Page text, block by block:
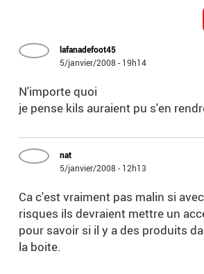
lafanadefoot45
5/janvier/2008 - 19h14
N'importe quoi
je pense kils auraient pu s'en
nat
5/janvier/2008 - 12h13
Ca c'est vraiment pas malin si
risques ils devraient mettre un
pour savoir si il y a des produits
la boite.